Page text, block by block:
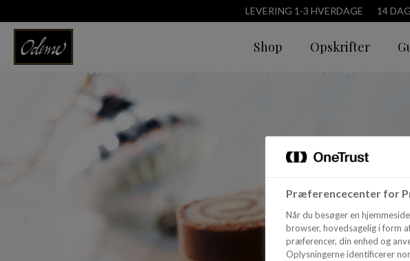
LEVERING 1-3 HVERDAGE 14
Shop Opskrifter
Præferencecenter for
Når du besøger en
browser, hovedsagelig i form
præferencer, din enhed og
Oplysningerne identificerer